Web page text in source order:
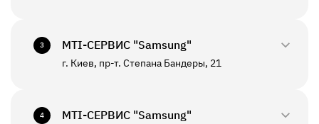
СБ - ВС
Выходной
+380(44)590-2805
СБ - ВС
Выходной
3 МТI-СЕРВИС "Samsung"
г. Киев, пр-т. Степана Бандеры, 21
+380(67)550-7601
4 МТI-СЕРВИС "Samsung"